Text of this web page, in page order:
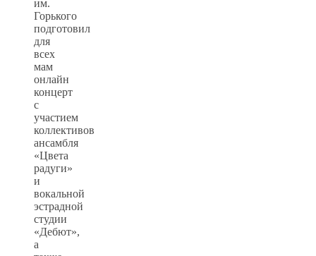
им.
Горького
подготовил
для
всех
мам
онлайн
концерт
с
участием
коллективов
ансамбля
«Цвета
радуги»
и
вокальной
эстрадной
студии
«Дебют»,
а